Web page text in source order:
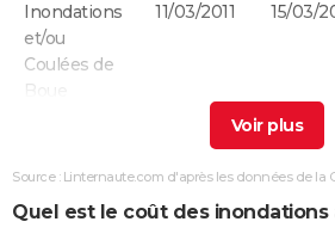
Inondations
et/ou
Coulées de
Boue
11/03/2011 15/03/
et/ou
Boue
18/09/2009 18/09/
Source : Linternaute.com d'après les données de la
Quel est le coût des inondations